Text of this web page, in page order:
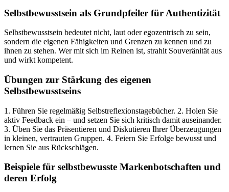
Selbstbewusstsein als Grundpfeiler für Authentizität
Selbstbewusstsein bedeutet nicht, laut oder egozentrisch zu sein,
sondern die eigenen Fähigkeiten und Grenzen zu kennen und zu
ihnen zu stehen. Wer mit sich im Reinen ist, strahlt Souveränität aus
und wirkt kompetent.
Übungen zur Stärkung des eigenen
Selbstbewusstseins
1. Führen Sie regelmäßig Selbstreflexionstagebücher. 2. Holen Sie
aktiv Feedback ein – und setzen Sie sich kritisch damit auseinander.
3. Üben Sie das Präsentieren und Diskutieren Ihrer Überzeugungen
in kleinen, vertrauten Gruppen. 4. Feiern Sie Erfolge bewusst und
lernen Sie aus Rückschlägen.
Beispiele für selbstbewusste Markenbotschaften und
deren Erfolg